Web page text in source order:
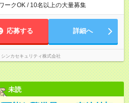
OK★ ＊週4日以上働ける方のみ
ークOK / 10名以上の大量募集
応募する 詳細へ
シンカセキュリティ株式会社
未読